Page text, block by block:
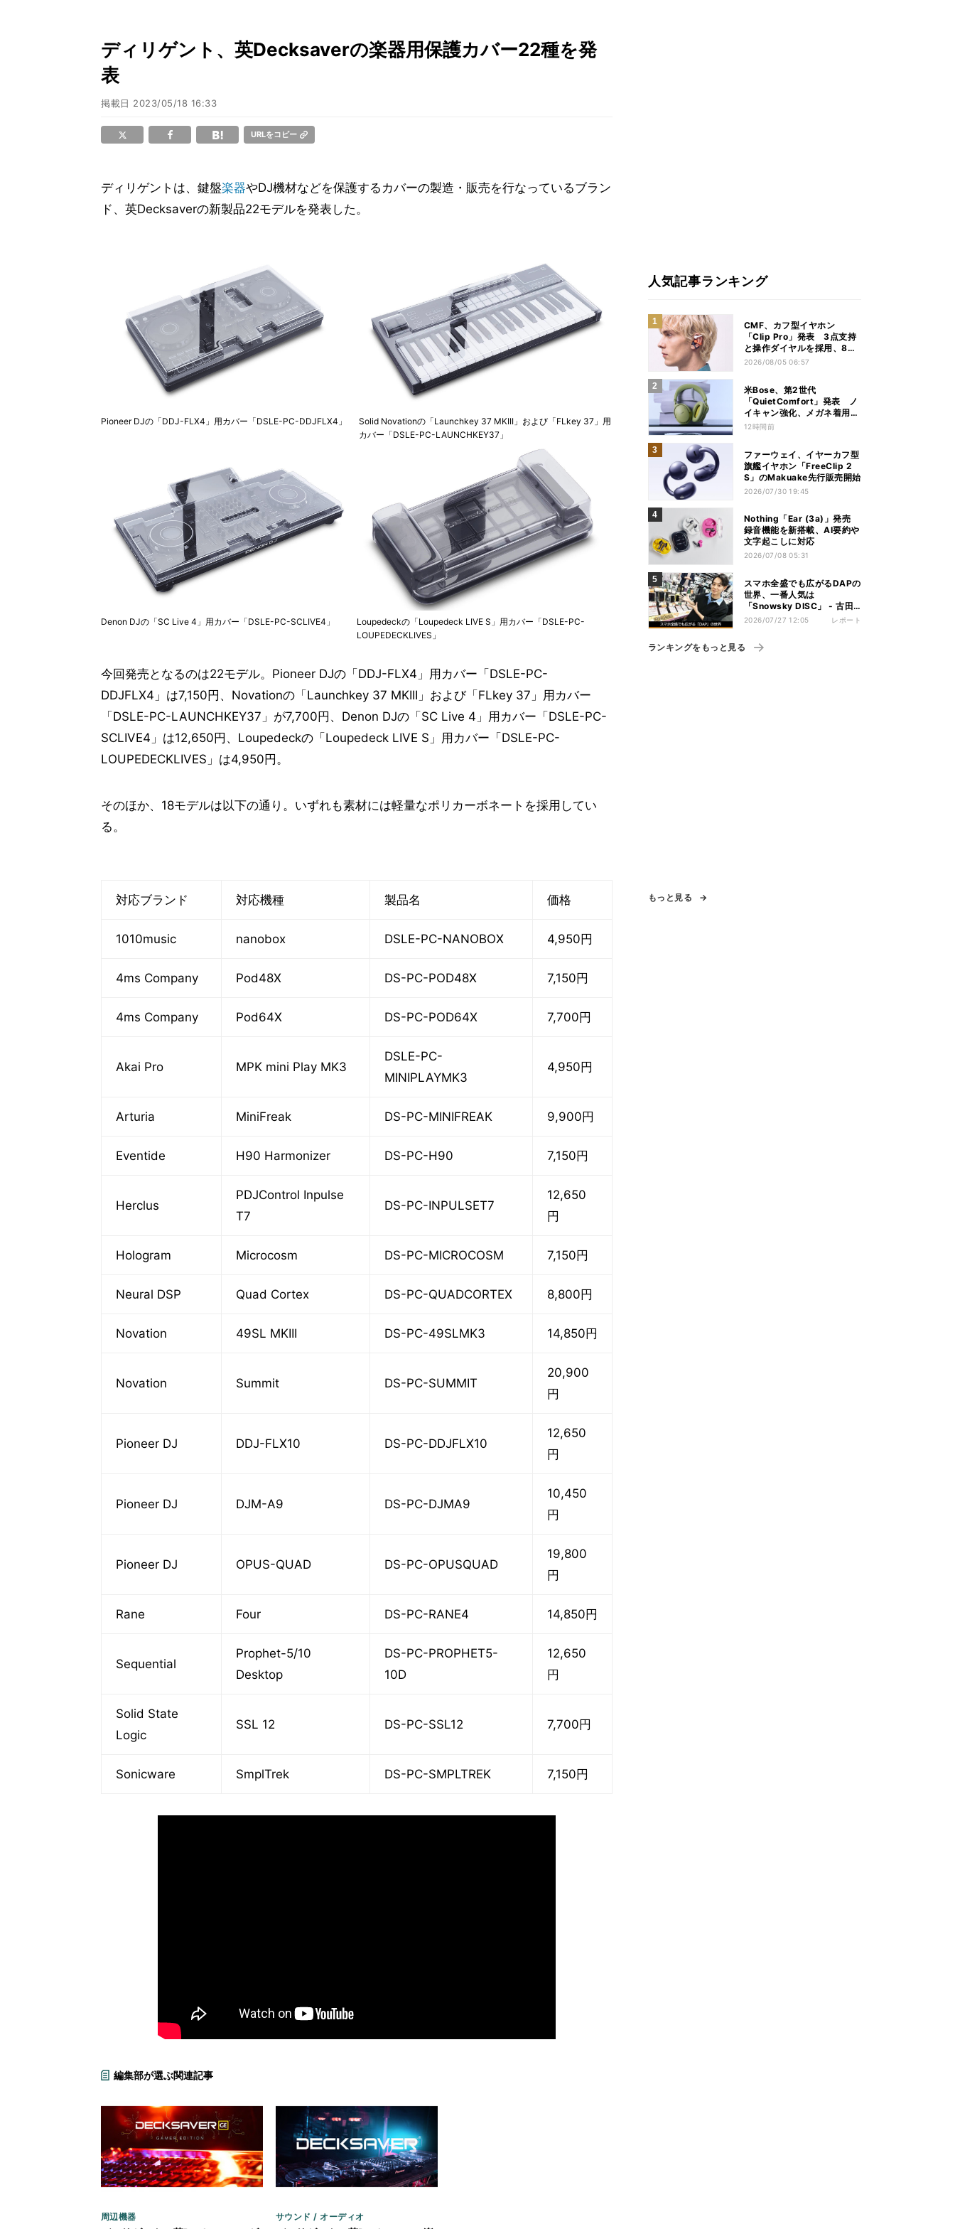
ディリゲント、英Decksaverの楽器用保護カバー22種を発
表
掲載日 2023/05/18 16:33
URLをコピー
ディリゲントは、鍵盤楽器やDJ機材などを保護するカバーの製造・販売を行なっているブラン
ド、英Decksaverの新製品22モデルを発表した。
Pioneer DJの「DDJ-FLX4」用カバー「DSLE-PC-DDJFLX4」
Solid Novationの「Launchkey 37 MKIII」および「FLkey 37」用
カバー「DSLE-PC-LAUNCHKEY37」
Denon DJの「SC Live 4」用カバー「DSLE-PC-SCLIVE4」
Loupedeckの「Loupedeck LIVE S」用カバー「DSLE-PC-
LOUPEDECKLIVES」
今回発売となるのは22モデル。Pioneer DJの「DDJ-FLX4」用カバー「DSLE-PC-
DDJFLX4」は7,150円、Novationの「Launchkey 37 MKIII」および「FLkey 37」用カバー
「DSLE-PC-LAUNCHKEY37」が7,700円、Denon DJの「SC Live 4」用カバー「DSLE-PC-
SCLIVE4」は12,650円、Loupedeckの「Loupedeck LIVE S」用カバー「DSLE-PC-
LOUPEDECKLIVES」は4,950円。
そのほか、18モデルは以下の通り。いずれも素材には軽量なポリカーボネートを採用してい
る。
対応ブランド 対応機種 製品名 価格
1010music nanobox DSLE-PC-NANOBOX 4,950円
4ms Company Pod48X DS-PC-POD48X 7,150円
4ms Company Pod64X DS-PC-POD64X 7,700円
Akai Pro MPK mini Play MK3
DSLE-PC-
MINIPLAYMK3
4,950円
Arturia MiniFreak DS-PC-MINIFREAK 9,900円
Eventide H90 Harmonizer DS-PC-H90 7,150円
Herclus
PDJControl Inpulse
T7
DS-PC-INPULSET7
12,650
円
Hologram Microcosm DS-PC-MICROCOSM 7,150円
Neural DSP Quad Cortex DS-PC-QUADCORTEX 8,800円
Novation 49SL MKIII DS-PC-49SLMK3 14,850円
Novation Summit DS-PC-SUMMIT
20,900
円
Pioneer DJ DDJ-FLX10 DS-PC-DDJFLX10
12,650
円
Pioneer DJ DJM-A9 DS-PC-DJMA9
10,450
円
Pioneer DJ OPUS-QUAD DS-PC-OPUSQUAD
19,800
円
Rane Four DS-PC-RANE4 14,850円
Sequential
Prophet-5/10
Desktop
DS-PC-PROPHET5-
10D
12,650
円
Solid State
Logic
SSL 12 DS-PC-SSL12 7,700円
Sonicware SmplTrek DS-PC-SMPLTREK 7,150円
編集部が選ぶ関連記事
周辺機器 サウンド / オーディオ
人気記事ランキング
CMF、カフ型イヤホン
「Clip Pro」発表 3点支持
と操作ダイヤルを採用、8月
15日発売
2026/08/05 06:57
米Bose、第2世代
「QuietComfort」発表 ノ
イキャン強化、メガネ着用時
の低下を抑制
12時間前
ファーウェイ、イヤーカフ型
旗艦イヤホン「FreeClip 2
S」のMakuake先行販売開始
2026/07/30 19:45
Nothing「Ear (3a)」発売
録音機能を新搭載、AI要約や
文字起こしに対応
2026/07/08 05:31
スマホ全盛でも広がるDAPの
世界、一番人気は
「Snowsky DISC」 - 古田
雄介の家電トレンド通信
2026/07/27 12:05 レポート
ランキングをもっと見る
もっと見る